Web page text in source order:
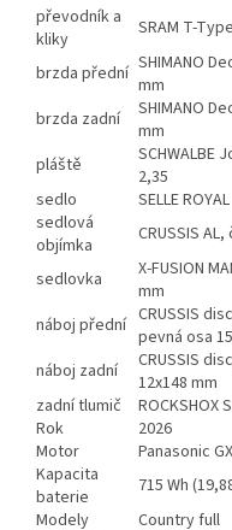
převodník a
kliky
SRAM T-
brzda přední SHIMANO
mm
brzda zadní
SHIMANO
mm
pláště
SCHWALBE
2,35
sedlo
SELLE ROYAL
sedlová
objímka
CRUSSIS
sedlovka
X-FUSION
mm
náboj přední CRUSSIS
pevná osa
náboj zadní
CRUSSIS
12x148 mm
zadní tlumič
ROCKSHOX
Rok
2026
Motor
Panasonic
Kapacita
baterie
715 Wh
Modely
Country full